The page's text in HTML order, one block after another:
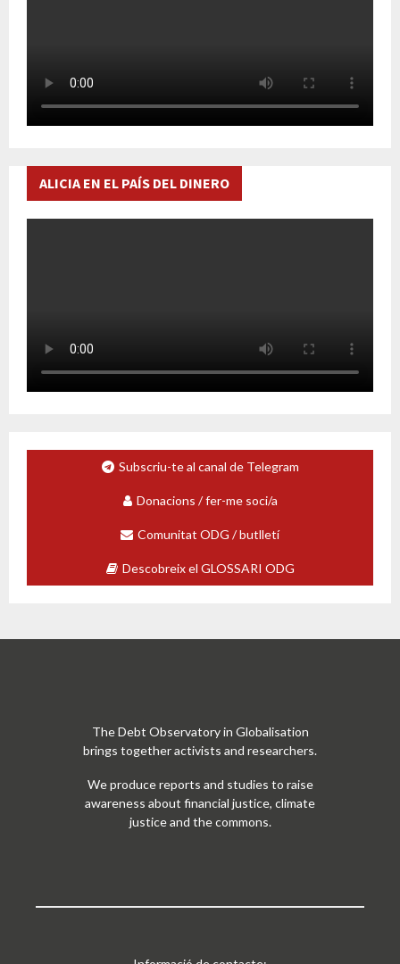
ALICIA EN EL PAÍS DEL DINERO
Subscriu-te al canal de Telegram
Donacions / fer-me soci/a
Comunitat ODG / butlletí
Descobreix el GLOSSARI ODG
The Debt Observatory in Globalisation
brings together activists and researchers.
We produce reports and studies to raise
awareness about financial justice, climate
justice and the commons.